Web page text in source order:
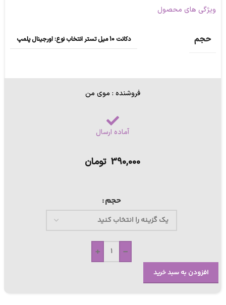
ویژگی های محصول
حجم دکانت 10 میل تستر انتخاب نوع: اورجینال پلمپ
فروشنده : موی من
آماده ارسال
390,000 تومان
حجم
-
+
افزودن به سبد خرید